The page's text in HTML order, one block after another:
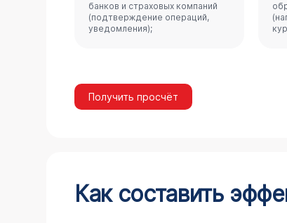
банков и страховых компаний
(подтверждение операций,
уведомления);
Получить просчёт
Как составить